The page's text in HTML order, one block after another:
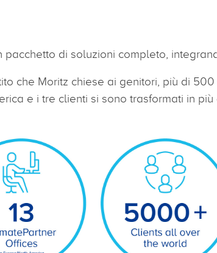
di soluzioni completo,
che Moritz chiese ai genitori, più di
e i tre clienti si sono trasformati in